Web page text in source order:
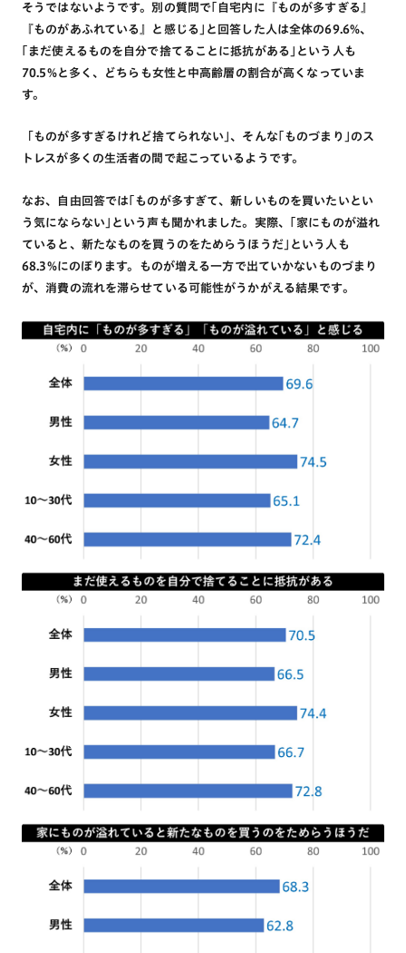
そうではないようです。別の質問で｢自宅内に『ものが多すぎる』
『ものがあふれている』と感じる｣と回答した人は全体の69.6%、
｢まだ使えるものを自分で捨てることに抵抗がある｣という人も
70.5%と多く、どちらも女性と中高齢層の割合が高くなっていま
す。
「ものが多すぎるけれど捨てられない｣、そんな｢ものづまり｣のス
トレスが多くの生活者の間で起こっているようです。
なお、自由回答では｢ものが多すぎて、新しいものを買いたいとい
う気にならない｣という声も聞かれました。実際、｢家にものが溢れ
ていると、新たなものを買うのをためらうほうだ｣という人も
68.3%にのぼります。ものが増える一方で出ていかないものづまり
が、消費の流れを滞らせている可能性がうかがえる結果です。